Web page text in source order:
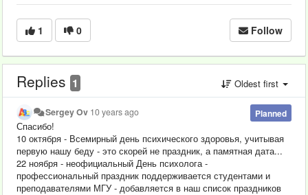
1 0 Follow
Replies 1 Oldest first
Planned
Sergey Ov 10 years ago
Спасибо!
10 октября - Всемирный день психического здоровья, учитывая
первую нашу беду - это скорей не праздник, а памятная дата...
22 ноября - неофициальный День психолога -
профессиональный праздник поддерживается студентами и
преподавателями МГУ - добавляется в наш список праздников